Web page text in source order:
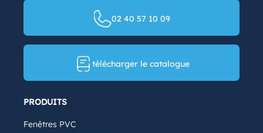
PRODUITS
Fenêtres PVC
02 40 57 10 09
télécharger le catalogue